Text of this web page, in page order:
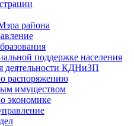
района
поддержке населения
деятельности КДНиЗП
распоряжению
имуществом
экономике